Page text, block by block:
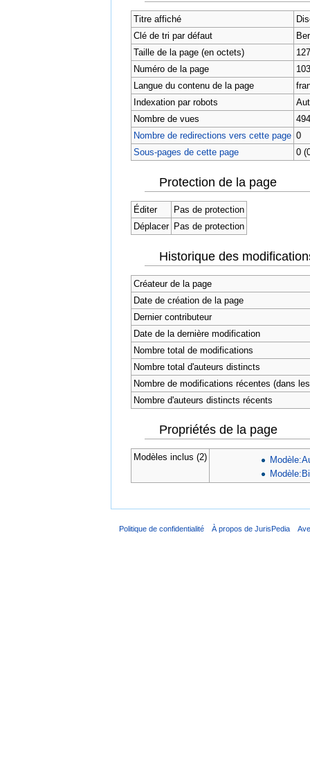
Titre affiché
Clé de tri par défaut
Taille de la page (en octets)
127
Numéro de la page
Langue du contenu de la page
Indexation par robots
Nombre de vues
494
Nombre de redirections vers cette page 0
Sous-pages de cette page
0
Protection de la page
Éditer
Pas de protection
Déplacer
Pas de protection
Historique des
Créateur de la page
Date de création de la page
Dernier contributeur
Date de la dernière modification
Nombre total de modifications
Nombre total d'auteurs distincts
Nombre de modifications récentes (dans
Nombre d'auteurs distincts récents
Propriétés de la page
Modèles inclus (2)
Politique de confidentialité À propos de JurisPedia